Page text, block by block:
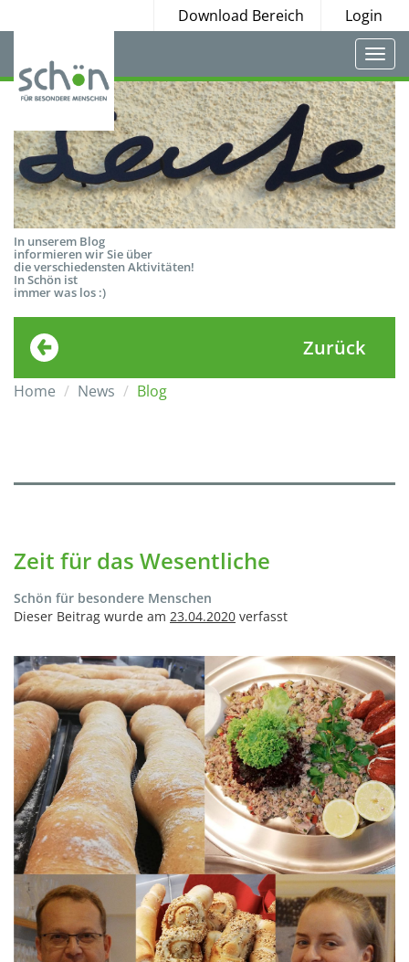
Download Bereich Login
In unserem Blog
informieren wir Sie über
die verschiedensten Aktivitäten!
In Schön ist
immer was los :)
Zurück
Home News Blog
Zeit für das Wesentliche
Schön für besondere Menschen
Dieser Beitrag wurde am 23.04.2020 verfasst